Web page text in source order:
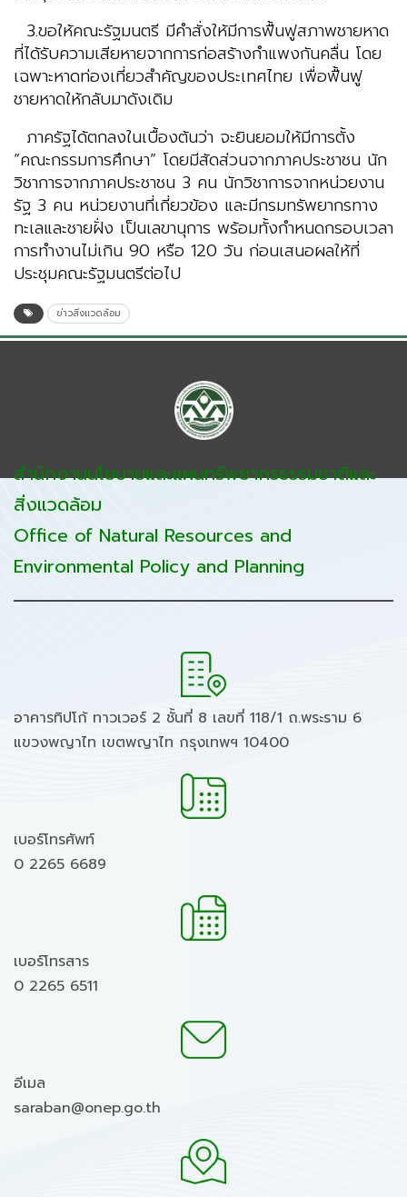
3.ขอให้คณะรัฐมนตรี มีคำสั่งให้มีการฟื้นฟูสภาพชายหาด
ที่ได้รับความเสียหายจากการก่อสร้างกำแพงกันคลื่น โดย
เฉพาะหาดท่องเที่ยวสำคัญของประเทศไทย เพื่อฟื้นฟู
ชายหาดให้กลับมาดังเดิม
ภาครัฐได้ตกลงในเบื้องต้นว่า จะยินยอมให้มีการตั้ง
“คณะกรรมการศึกษา” โดยมีสัดส่วนจากภาคประชาชน นัก
วิชาการจากภาคประชาชน 3 คน นักวิชาการจากหน่วยงาน
รัฐ 3 คน หน่วยงานที่เกี่ยวข้อง และมีกรมทรัพยากรทาง
ทะเลและชายฝั่ง เป็นเลขานุการ พร้อมทั้งกำหนดกรอบเวลา
การทำงานไม่เกิน 90 หรือ 120 วัน ก่อนเสนอผลให้ที่
ประชุมคณะรัฐมนตรีต่อไป
ข่าวสิ่งแวดล้อม
สำนักงานนโยบายและแผนทรัพยากรธรรมชาติและ
สิ่งแวดล้อม
Office of Natural Resources and
Environmental Policy and Planning
อาคารทิปโก้ ทาวเวอร์ 2 ชั้นที่ 8 เลขที่ 118/1 ถ.พระราม 6
แขวงพญาไท เขตพญาไท กรุงเทพฯ 10400
เบอร์โทรศัพท์
0 2265 6689
เบอร์โทรสาร
0 2265 6511
อีเมล
saraban@onep.go.th